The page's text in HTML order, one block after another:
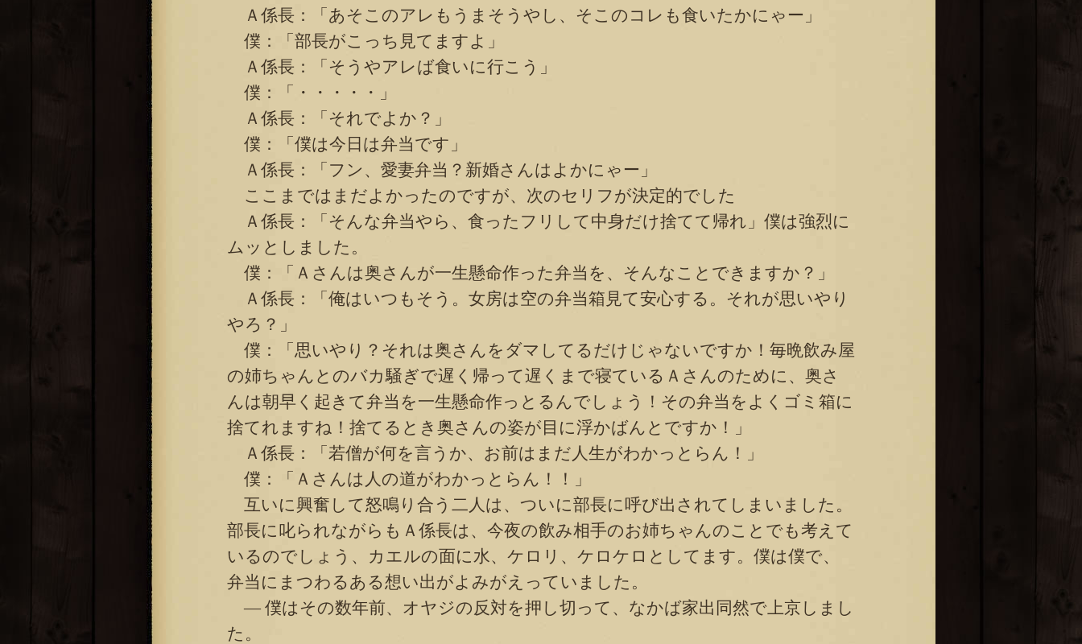
Ａ係長：「あそこのアレもうまそうやし、そこのコレも食いたかにゃー」
僕：「部長がこっち見てますよ」
Ａ係長：「そうやアレば食いに行こう」
僕：「・・・・・」
Ａ係長：「それでよか？」
僕：「僕は今日は弁当です」
Ａ係長：「フン、愛妻弁当？新婚さんはよかにゃー」
ここまではまだよかったのですが、次のセリフが決定的でした
Ａ係長：「そんな弁当やら、食ったフリして中身だけ捨てて帰れ」僕は強烈に
ムッとしました。
僕：「Ａさんは奥さんが一生懸命作った弁当を、そんなことできますか？」
Ａ係長：「俺はいつもそう。女房は空の弁当箱見て安心する。それが思いやり
やろ？」
僕：「思いやり？それは奥さんをダマしてるだけじゃないですか！毎晩飲み屋
の姉ちゃんとのバカ騒ぎで遅く帰って遅くまで寝ているＡさんのために、奥さ
んは朝早く起きて弁当を一生懸命作っとるんでしょう！その弁当をよくゴミ箱に
捨てれますね！捨てるとき奥さんの姿が目に浮かばんとですか！」
Ａ係長：「若僧が何を言うか、お前はまだ人生がわかっとらん！」
僕：「Ａさんは人の道がわかっとらん！！」
互いに興奮して怒鳴り合う二人は、ついに部長に呼び出されてしまいました。
部長に叱られながらもＡ係長は、今夜の飲み相手のお姉ちゃんのことでも考えて
いるのでしょう、カエルの面に水、ケロリ、ケロケロとしてます。僕は僕で、
弁当にまつわるある想い出がよみがえっていました。
― 僕はその数年前、オヤジの反対を押し切って、なかば家出同然で上京しまし
た。